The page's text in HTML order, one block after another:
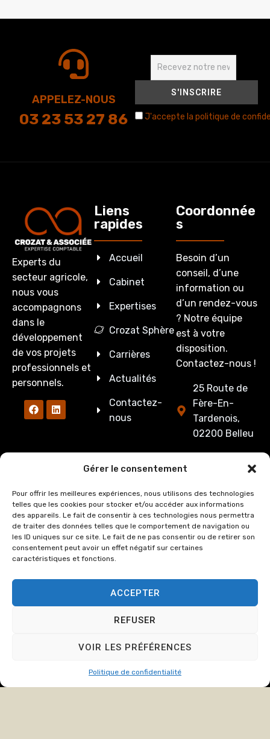
Gérer le consentement
Pour offrir les meilleures expériences, nous utilisons des technologies
telles que les cookies pour stocker et/ou accéder aux informations
des appareils. Le fait de consentir à ces technologies nous permettra
de traiter des données telles que le comportement de navigation ou
les ID uniques sur ce site. Le fait de ne pas consentir ou de retirer son
consentement peut avoir un effet négatif sur certaines
caractéristiques et fonctions.
ACCEPTER
REFUSER
VOIR LES PRÉFÉRENCES
Politique de confidentialité
APPELEZ-NOUS
03 23 53 27 86 J'accepte la politique de
Experts du
secteur agricole,
nous vous
accompagnons
dans le
développement
de vos projets
professionnels et
personnels.
Liens
rapides
Accueil
Cabinet
Expertises
Crozat Sphère
Carrières
Actualités
Contactez-
nous
Coordonnée
s
Besoin d’un
conseil, d’une
information ou
d’un rendez-vous
? Notre équipe
est à votre
disposition.
Contactez-nous !
25 Route de
Fère-En-
Tardenois,
02200 Belleu
Du lundi au
jeudi : de
8h00 à 12h15
17h00.